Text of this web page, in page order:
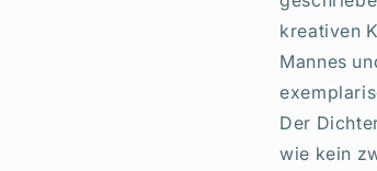
kreativen
Mannes
Der
wie kein